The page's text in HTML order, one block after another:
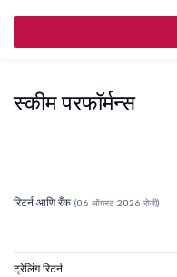
स्कीम परफॉर्मन्स
रिटर्न आणि रँक (06 ऑगस्ट 2026 रोजी)
ट्रेलिंग रिटर्न